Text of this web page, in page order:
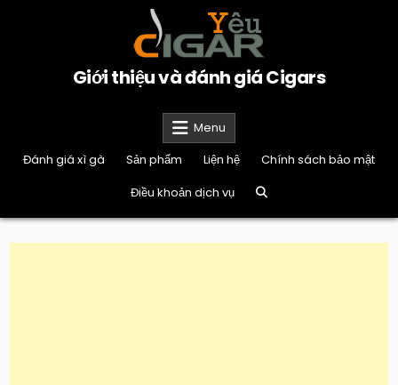
Giới thiệu và đánh giá Cigars
Menu
Đánh giá xì gà
Sản phẩm Liện hệ
Chính sách bảo mật
Điều khoản dịch vụ